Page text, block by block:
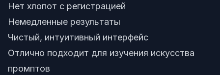
Нет хлопот с регистрацией
Немедленные результаты
Чистый, интуитивный интерфейс
Отлично подходит для изучения искусства
промптов